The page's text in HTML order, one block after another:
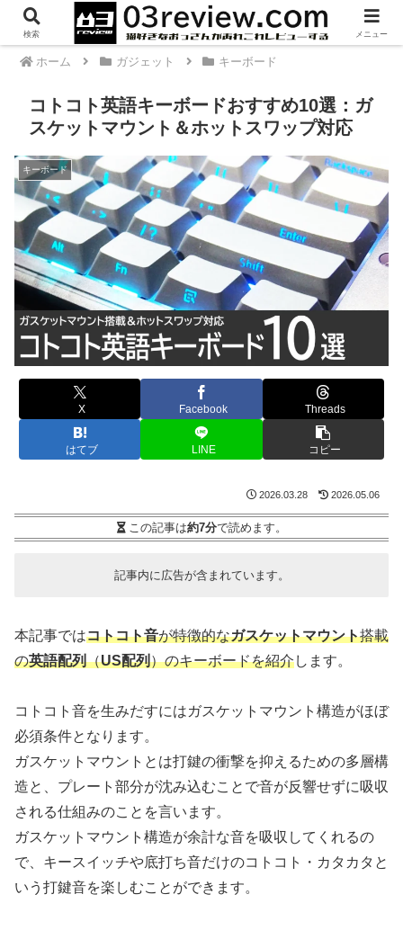
PR
ホーム ガジェット キーボード
コトコト英語キーボードおすすめ10選：ガ
スケットマウント＆ホットスワップ対応
キーボード
X Facebook Threads
はてブ LINE コピー
2026.03.28 2026.05.06
この記事は約7分で読めます。
記事内に広告が含まれています。
本記事ではコトコト音が特徴的なガスケットマウント搭載
の英語配列（US配列）のキーボードを紹介します。
コトコト音を生みだすにはガスケットマウント構造がほぼ
必須条件となります。
ガスケットマウントとは打鍵の衝撃を抑えるための多層構
造と、プレート部分が沈み込むことで音が反響せずに吸収
される仕組みのことを言います。
ガスケットマウント構造が余計な音を吸収してくれるの
で、キースイッチや底打ち音だけのコトコト・カタカタと
いう打鍵音を楽しむことができます。
検索 メニュー